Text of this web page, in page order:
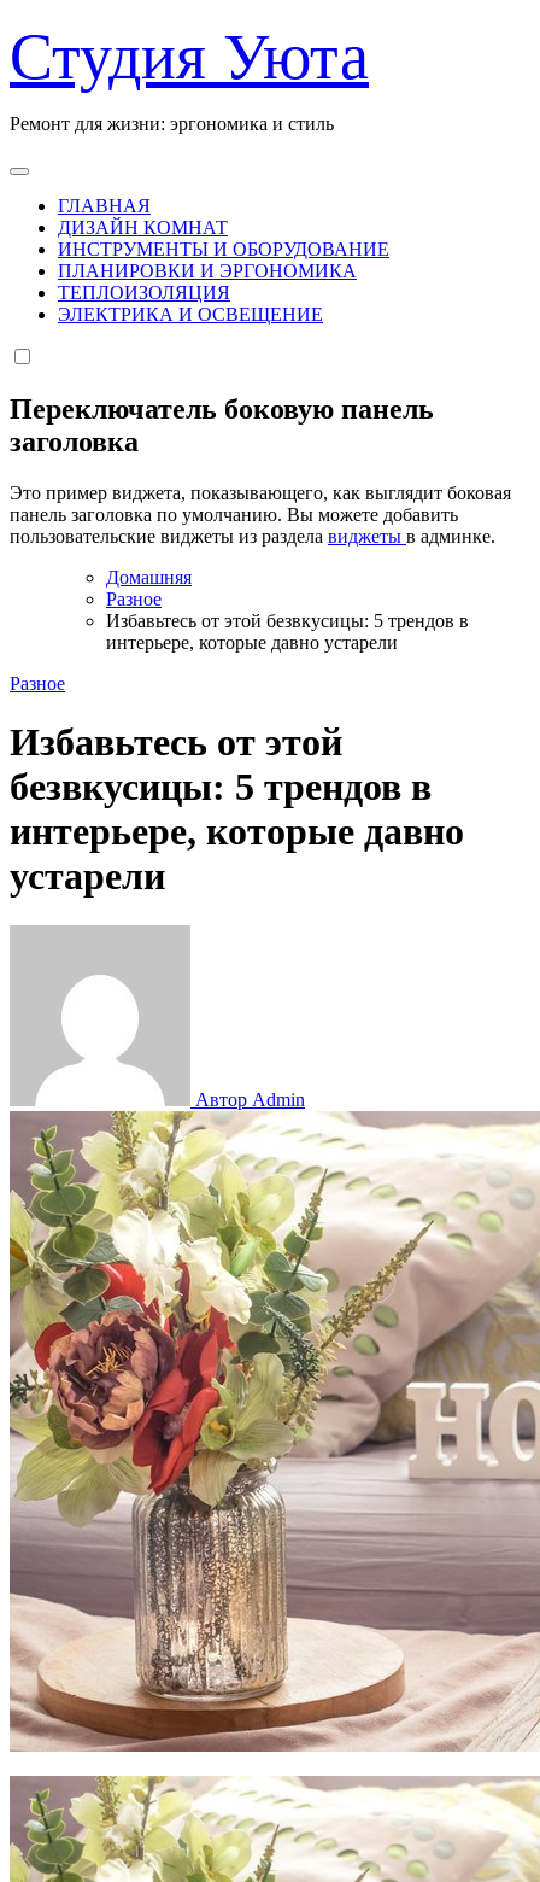
к
содержанию
Студия Уюта
Ремонт для жизни: эргономика и стиль
ГЛАВНАЯ
ДИЗАЙН КОМНАТ
ИНСТРУМЕНТЫ И ОБОРУДОВАНИЕ
ПЛАНИРОВКИ И ЭРГОНОМИКА
ТЕПЛОИЗОЛЯЦИЯ
ЭЛЕКТРИКА И ОСВЕЩЕНИЕ
Переключатель боковую панель
заголовка
Это пример виджета, показывающего, как выглядит боковая
панель заголовка по умолчанию. Вы можете добавить
пользовательские виджеты из раздела виджеты в админке.
Домашняя
Разное
Избавьтесь от этой безвкусицы: 5 трендов в
интерьере, которые давно устарели
Разное
Избавьтесь от этой
безвкусицы: 5 трендов в
интерьере, которые давно
устарели
Автор Admin